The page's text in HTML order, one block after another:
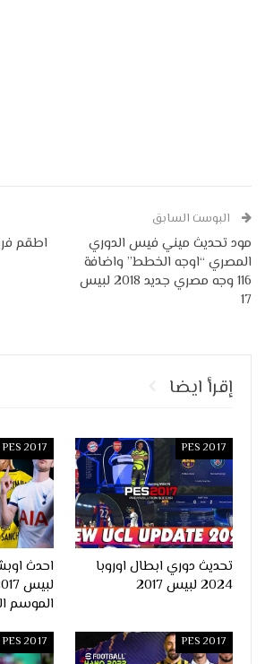
البوست السابق
مود تحديث ميني فيس الدوري
المصري “اوجه الخطط” واضافة
116 وجه مصري جديد 2018 لبيس
17
اطقم
إقرأ ايضا
PES 2017
تحديث دوري ابطال اوروبا
2024 لبيس 2017
PES 2017
الموسم
PES 2017
PES 2017